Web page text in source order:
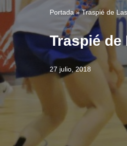
Portada»Traspié de
Traspié
27 julio, 2018